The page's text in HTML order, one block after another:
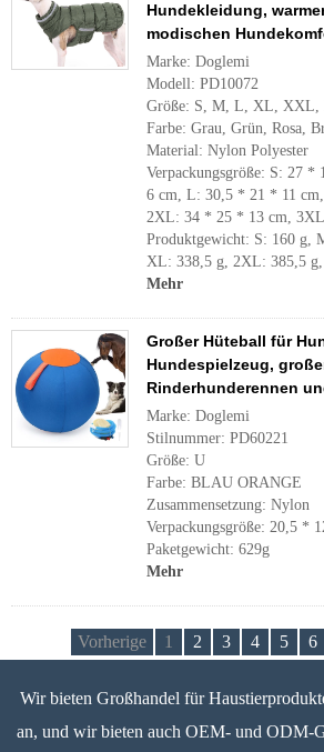
Hundekleidung,
modischen
Marke: Doglemi
Modell: PD10072
Größe: S, M, L, XL,
Farbe: Grau, Grün, Rosa,
Material: Nylon Polyester
Verpackungsgröße: S: 27
6 cm, L: 30,5 * 21 * 11
2XL: 34 * 25 * 13 cm,
Produktgewicht: S: 160 g,
XL: 338,5 g, 2XL: 385,5
Mehr
Großer Hüteball für
Hundespielzeug,
Rinderhunderennen
Marke: Doglemi
Stilnummer: PD60221
Größe: U
Farbe: BLAU ORANGE
Zusammensetzung: Nylon
Verpackungsgröße: 20,5 *
Paketgewicht: 629g
Mehr
Vorherige 1 2 3 4 5 6
Wir bieten Großhandel für
an, und wir bieten auch OEM- und ODM-